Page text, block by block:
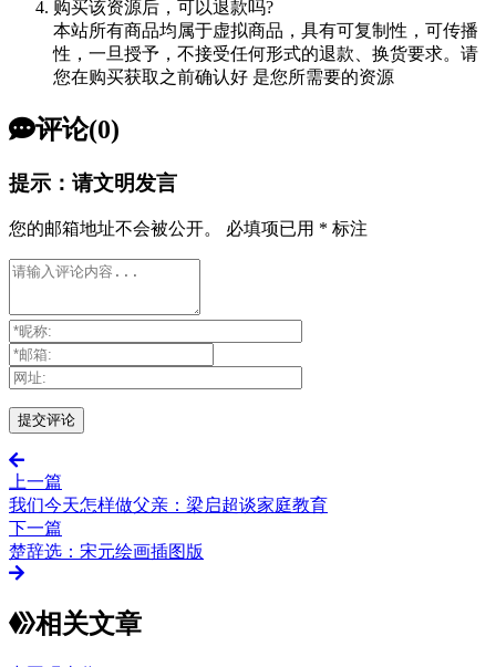
购买该资源后，可以退款吗?
本站所有商品均属于虚拟商品，具有可复制性，可传播
性，一旦授予，不接受任何形式的退款、换货要求。请
您在购买获取之前确认好 是您所需要的资源
评论(0)
提示：请文明发言
您的邮箱地址不会被公开。 必填项已用 * 标注
上一篇
我们今天怎样做父亲：梁启超谈家庭教育
下一篇
楚辞选：宋元绘画插图版
相关文章